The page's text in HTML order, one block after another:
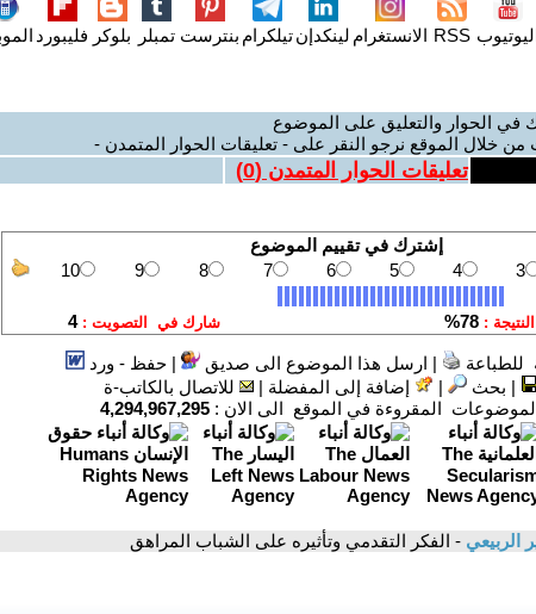
RSS الانستغرام لينكدإنتيلكرام بنترست تمبلر بلوكر فليبورد
في الحوار والتعليق على الموضوع
من خلال الموقع نرجو النقر على - تعليقات الحوار المتمدن -
تعليقات الحوار المتمدن (0
)
للطباعة | ارسل هذا الموضوع الى صديق |حفظ - ورد
| بحث | إضافة إلى المفضلة |
للاتصال بالكاتب-ة
المقروءة في الموقع الى الان : 4,294,967,295
الربيعي - الفكر التقدمي وتأثيره على الشباب المراهق